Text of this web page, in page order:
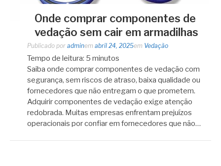
Onde comprar componentes de
vedação sem cair em armadilhas
Publicado por adminem abril 24, 2025em Vedação
Tempo de leitura: 5 minutos
Saiba onde comprar componentes de vedação com
segurança, sem riscos de atraso, baixa qualidade ou
fornecedores que não entregam o que prometem.
Adquirir componentes de vedação exige atenção
redobrada. Muitas empresas enfrentam prejuízos
operacionais por confiar em fornecedores que não…